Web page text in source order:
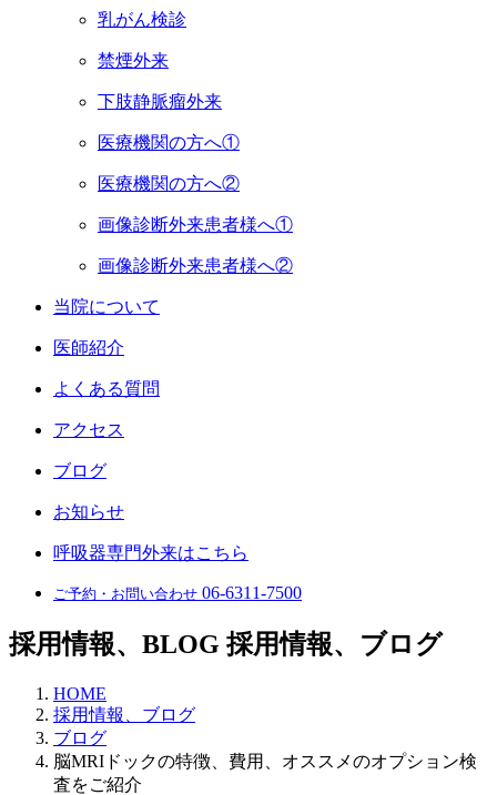
乳がん検診
禁煙外来
下肢静脈瘤外来
医療機関の方へ①
医療機関の方へ②
画像診断外来患者様へ①
画像診断外来患者様へ②
当院について
医師紹介
よくある質問
アクセス
ブログ
お知らせ
呼吸器専門外来はこちら
ご予約・お問い合わせ 06-6311-7500
採用情報、BLOG 採用情報、ブログ
HOME
採用情報、ブログ
ブログ
脳MRIドックの特徴、費用、オススメのオプション検
査をご紹介